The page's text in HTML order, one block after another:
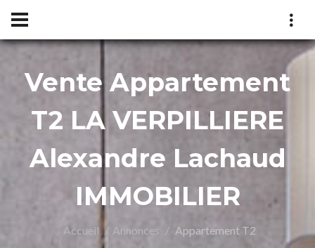
Vente Appartement
T2 LA VERPILLIERE
Alexandre Lachaud
IMMOBILIER
Accueil Annonces Appartement T2